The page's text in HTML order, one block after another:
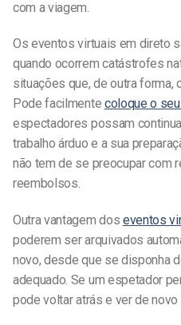
com a viagem.
Os eventos virtuais em direto
quando ocorrem catástrofes
situações que, de outra forma,
Pode facilmente coloque o
espectadores possam
trabalho árduo e a sua
não tem de se preocupar com
reembolsos.
Outra vantagem dos eventos
poderem ser arquivados
novo, desde que se disponha
adequado. Se um espetador
pode voltar atrás e ver de novo